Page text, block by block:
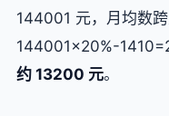
144001 元，月均数
144001×20%-
约 13200 元。